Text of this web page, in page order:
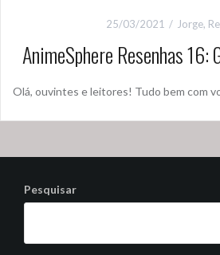
25/03/2021 Jorge,
AnimeSphere Resenhas 16:
Olá, ouvintes e leitores! Tudo bem com
Pesquisar